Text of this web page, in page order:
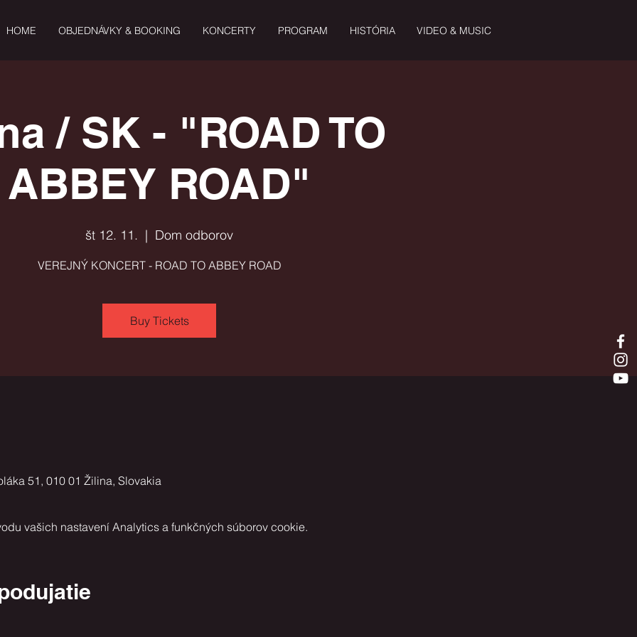
HOME OBJEDNÁVKY & BOOKING KONCERTY PROGRAM HISTÓRIA VIDEO & MUSIC
/ SK - "ROAD TO
ABBEY ROAD"
št 12. 11.
  |
Dom odborov
VEREJNÝ KONCERT - ROAD TO ABBEY ROAD
Buy Tickets
51, 010 01 Žilina, Slovakia
vašich nastavení Analytics a funkčných súborov cookie.